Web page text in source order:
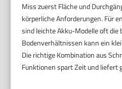
Miss zuerst Fläche und
körperliche Anforderungen. Für
sind leichte Akku-Modelle oft die
Bodenverhältnissen kann ein
Die richtige Kombination aus
Funktionen spart Zeit und liefert